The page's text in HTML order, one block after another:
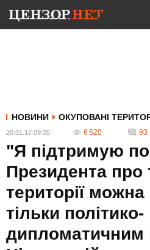
НОВИНИ ОКУПОВАНІ
20.01.17 09:35 6 520 93
"Я підтримую
Президента про
території
тільки політико-
дипломатичним